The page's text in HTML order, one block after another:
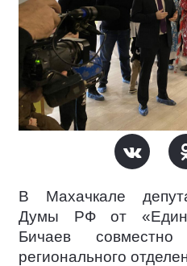
В Махачкале
Думы РФ от
Бичаев
регионального